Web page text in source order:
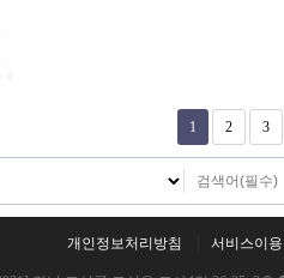
1 2 3
개인정보처리방침 서비스이